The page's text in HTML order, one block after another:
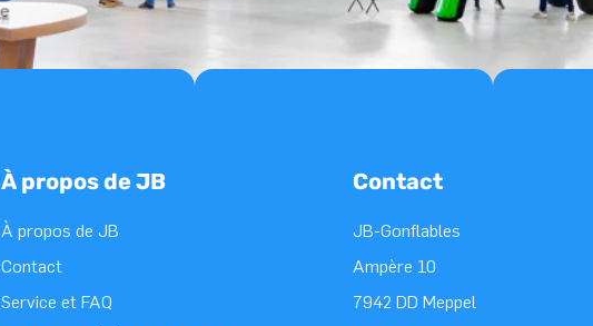
À propos de JB
À propos de JB
Contact
Service et FAQ
Contact
JB-Gonflables
Ampère 10
7942 DD Meppel